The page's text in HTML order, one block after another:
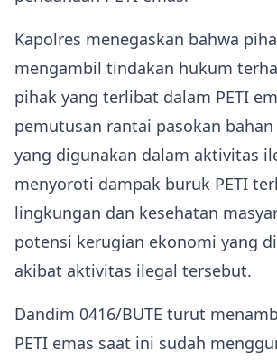
Kapolres menegaskan bahwa
mengambil tindakan hukum
pihak yang terlibat dalam PETI
pemutusan rantai pasokan bahan
yang digunakan dalam aktivitas
menyoroti dampak buruk PETI
lingkungan dan kesehatan
potensi kerugian ekonomi yang
akibat aktivitas ilegal tersebut.
Dandim 0416/BUTE turut
PETI emas saat ini sudah